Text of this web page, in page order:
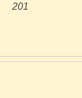
201